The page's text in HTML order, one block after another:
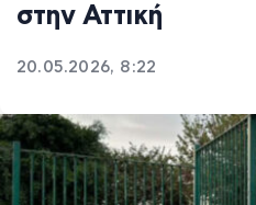
στην Αττική
20.05.2026, 8:22